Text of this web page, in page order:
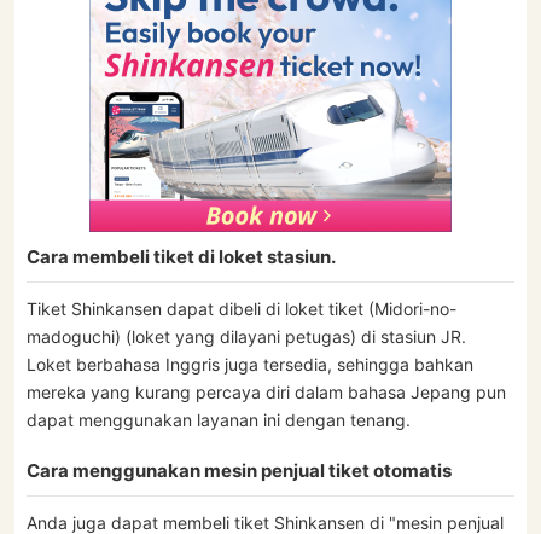
Cara membeli tiket di loket stasiun.
Tiket Shinkansen dapat dibeli di loket tiket (Midori-no-
madoguchi) (loket yang dilayani petugas) di stasiun JR.
Loket berbahasa Inggris juga tersedia, sehingga bahkan
mereka yang kurang percaya diri dalam bahasa Jepang pun
dapat menggunakan layanan ini dengan tenang.
Cara menggunakan mesin penjual tiket otomatis
Anda juga dapat membeli tiket Shinkansen di "mesin penjual